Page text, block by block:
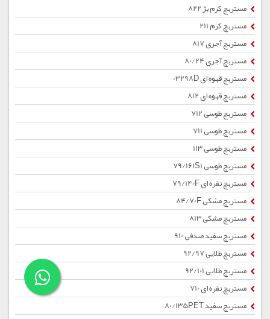
مستربچ کرم بژ 822
مستربچ کرم 211
مستربچ آجری 817
مستربچ آجری 80/24
مستربچ قهوه ای 03298D
مستربچ قهوه ای 812
مستربچ طوسی 712
مستربچ طوسی 711
مستربچ طوسی 113
مستربچ طوسی 79/161S1
مستربچ نقره ای 79/140F
مستربچ مشکی 84/70F
مستربچ مشکی 813
مستربچ سفید صدفی 910
مستربچ طلایی 92/97
مستربچ طلایی 92/101
مستربچ نقره ای 710
مستربچ سفید 80/135PET